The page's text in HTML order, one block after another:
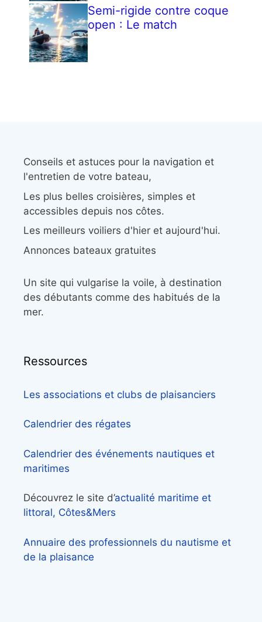
Semi-rigide contre coque
open : Le match
Conseils et astuces pour la navigation et
l'entretien de votre bateau,
Les plus belles croisières, simples et
accessibles depuis nos côtes.
Les meilleurs voiliers d'hier et aujourd'hui.
Annonces bateaux gratuites
Un site qui vulgarise la voile, à destination
des débutants comme des habitués de la
mer.
Ressources
Les associations et clubs de plaisanciers
Calendrier des régates
Calendrier des événements nautiques et
maritimes
Découvrez le site d’actualité maritime et
littoral, Côtes&Mers
Annuaire des professionnels du nautisme et
de la plaisance